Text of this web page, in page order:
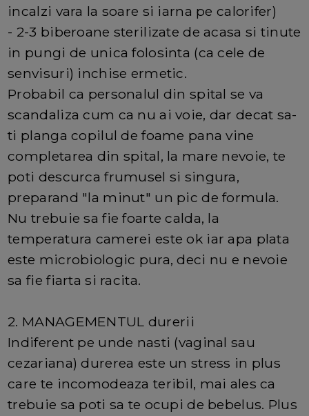
incalzi vara la soare si iarna pe calorifer)
- 2-3 biberoane sterilizate de acasa si tinute
in pungi de unica folosinta (ca cele de
senvisuri) inchise ermetic.
Probabil ca personalul din spital se va
scandaliza cum ca nu ai voie, dar decat sa-
ti planga copilul de foame pana vine
completarea din spital, la mare nevoie, te
poti descurca frumusel si singura,
preparand "la minut" un pic de formula.
Nu trebuie sa fie foarte calda, la
temperatura camerei este ok iar apa plata
este microbiologic pura, deci nu e nevoie
sa fie fiarta si racita.
2. MANAGEMENTUL durerii
Indiferent pe unde nasti (vaginal sau
cezariana) durerea este un stress in plus
care te incomodeaza teribil, mai ales ca
trebuie sa poti sa te ocupi de bebelus. Plus